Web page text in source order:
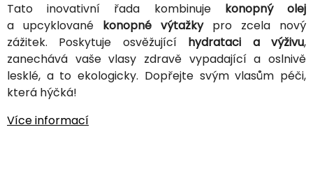
Tato inovativní řada kombinuje konopný olej
a upcyklované konopné výtažkypro zcela nový
zážitek. Poskytuje osvěžující hydrataci a výživu,
zanechává vaše vlasy zdravě vypadající a oslnivě
lesklé, a to ekologicky. Dopřejte svým vlasům péči,
která hýčká!
Více informací